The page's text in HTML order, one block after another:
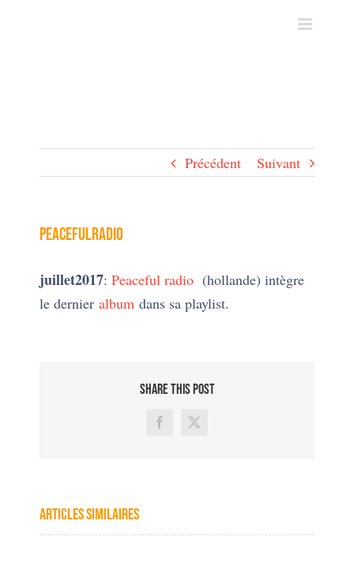
Précédent Suivant
PeacefulRadio
juillet2017: Peaceful radio (hollande) intègre
le dernier album dans sa playlist.
SHARE THIS POST
Facebook
X
Articles similaires